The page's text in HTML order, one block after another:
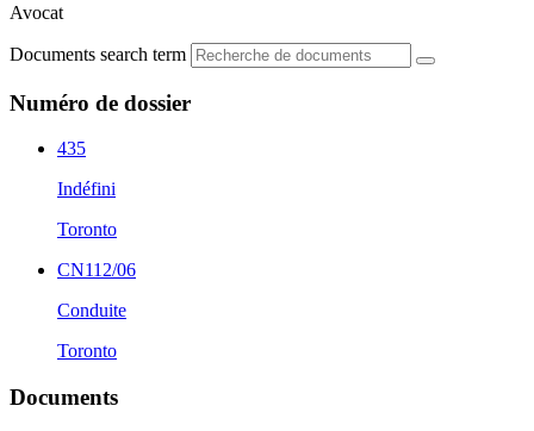
Avocat
Documents search term
Numéro de dossier
435
Indéfini
Toronto
CN112/06
Conduite
Toronto
Documents